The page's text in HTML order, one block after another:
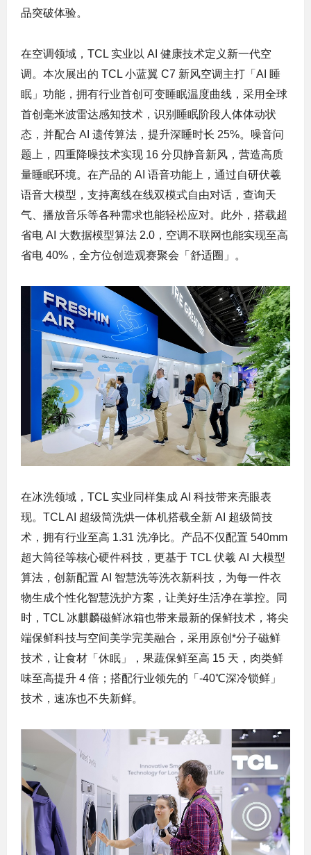
品突破体验。
在空调领域，TCL 实业以 AI 健康技术定义新一代空
调。本次展出的 TCL 小蓝翼 C7 新风空调主打「AI 睡
眠」功能，拥有行业首创可变睡眠温度曲线，采用全球
首创毫米波雷达感知技术，识别睡眠阶段人体体动状
态，并配合 AI 遗传算法，提升深睡时长 25%。噪音问
题上，四重降噪技术实现 16 分贝静音新风，营造高质
量睡眠环境。在产品的 AI 语音功能上，通过自研伏羲
语音大模型，支持离线在线双模式自由对话，查询天
气、播放音乐等各种需求也能轻松应对。此外，搭载超
省电 AI 大数据模型算法 2.0，空调不联网也能实现至高
省电 40%，全方位创造观赛聚会「舒适圈」。
在冰洗领域，TCL 实业同样集成 AI 科技带来亮眼表
现。TCL AI 超级筒洗烘一体机搭载全新 AI 超级筒技
术，拥有行业至高 1.31 洗净比。产品不仅配置 540mm
超大筒径等核心硬件科技，更基于 TCL 伏羲 AI 大模型
算法，创新配置 AI 智慧洗等洗衣新科技，为每一件衣
物生成个性化智慧洗护方案，让美好生活净在掌控。同
时，TCL 冰麒麟磁鲜冰箱也带来最新的保鲜技术，将尖
端保鲜科技与空间美学完美融合，采用原创*分子磁鲜
技术，让食材「休眠」，果蔬保鲜至高 15 天，肉类鲜
味至高提升 4 倍；搭配行业领先的「-40℃深冷锁鲜」
技术，速冻也不失新鲜。